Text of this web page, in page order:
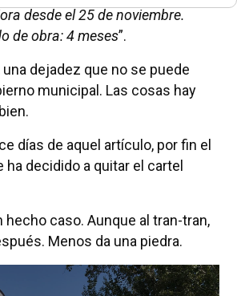
desde el 25 de noviembre.
de obra: 4 meses”.
dejadez que no se puede
municipal. Las cosas hay
días de aquel artículo, por fin el
decidido a quitar el cartel
hecho caso. Aunque al tran-tran,
Menos da una piedra.